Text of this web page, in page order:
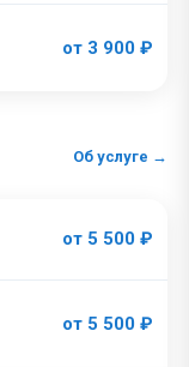
от 3 900 ₽
Об услуге →
от 5 500 ₽
от 5 500 ₽